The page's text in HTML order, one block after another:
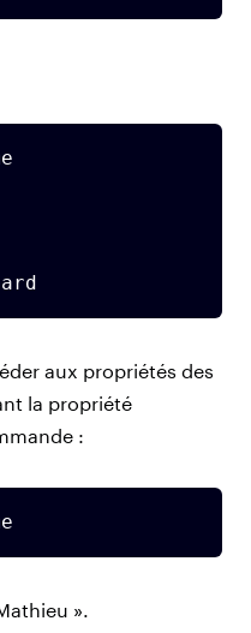
aux propriétés des
la propriété
:
».